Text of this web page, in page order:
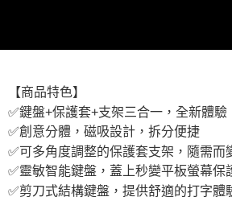
【商品特色】
✅鍵盤+保護套+支架三合一，全新體驗
✅創意分體，磁吸設計，拆分便捷
✅可多角度調整的保護套支架，隨需而
✅靈敏智能鍵盤，蓋上秒變平板螢幕保
✅剪刀式結構鍵盤，提供舒適的打字體